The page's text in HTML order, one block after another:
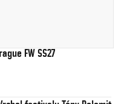
FW SS27